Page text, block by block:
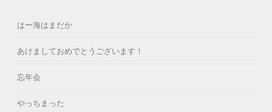
はー海はまだか
あけましておめでとうございます！
忘年会
やっちまった